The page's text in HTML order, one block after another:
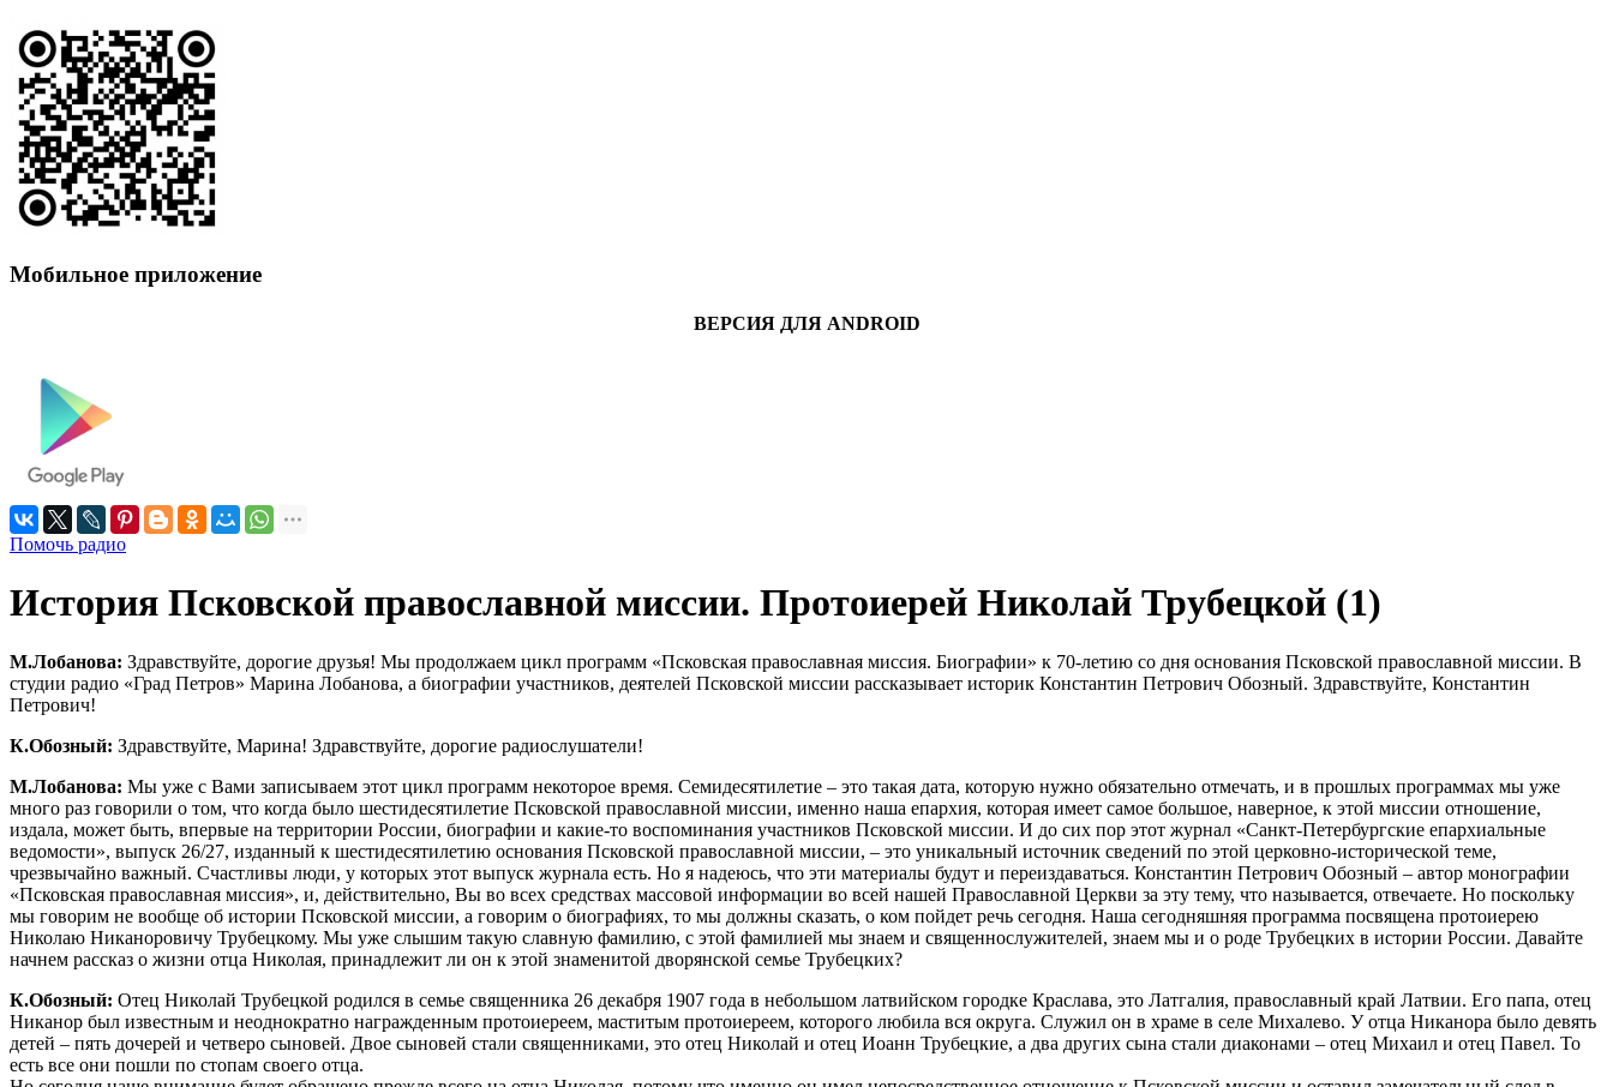
Мобильное приложение
ВЕРСИЯ ДЛЯ ANDROID
Помочь радио
История Псковской православной миссии. Протоиерей Николай Трубецкой (1)
М.Лобанова: Здравствуйте, дорогие друзья! Мы продолжаем цикл программ «Псковская православная миссия. Биографии» к 70-летию со дня основания Псковской православной миссии. В
студии радио «Град Петров» Марина Лобанова, а биографии участников, деятелей Псковской миссии рассказывает историк Константин Петрович Обозный. Здравствуйте, Константин
Петрович!
К.Обозный: Здравствуйте, Марина! Здравствуйте, дорогие радиослушатели!
М.Лобанова: Мы уже с Вами записываем этот цикл программ некоторое время. Семидесятилетие – это такая дата, которую нужно обязательно отмечать, и в прошлых программах мы уже
много раз говорили о том, что когда было шестидесятилетие Псковской православной миссии, именно наша епархия, которая имеет самое большое, наверное, к этой миссии отношение,
издала, может быть, впервые на территории России, биографии и какие-то воспоминания участников Псковской миссии. И до сих пор этот журнал «Санкт-Петербургские епархиальные
ведомости», выпуск 26/27, изданный к шестидесятилетию основания Псковской православной миссии, – это уникальный источник сведений по этой церковно-исторической теме,
чрезвычайно важный. Счастливы люди, у которых этот выпуск журнала есть. Но я надеюсь, что эти материалы будут и переиздаваться. Константин Петрович Обозный – автор монографии
«Псковская православная миссия», и, действительно, Вы во всех средствах массовой информации во всей нашей Православной Церкви за эту тему, что называется, отвечаете. Но поскольку
мы говорим не вообще об истории Псковской миссии, а говорим о биографиях, то мы должны сказать, о ком пойдет речь сегодня. Наша сегодняшняя программа посвящена протоиерею
Николаю Никаноровичу Трубецкому. Мы уже слышим такую славную фамилию, с этой фамилией мы знаем и священнослужителей, знаем мы и о роде Трубецких в истории России. Давайте
начнем рассказ о жизни отца Николая, принадлежит ли он к этой знаменитой дворянской семье Трубецких?
К.Обозный: Отец Николай Трубецкой родился в семье священника 26 декабря 1907 года в небольшом латвийском городке Краслава, это Латгалия, православный край Латвии. Его папа, отец
Никанор был известным и неоднократно награжденным протоиереем, маститым протоиереем, которого любила вся округа. Служил он в храме в селе Михалево. У отца Никанора было девять
детей – пять дочерей и четверо сыновей. Двое сыновей стали священниками, это отец Николай и отец Иоанн Трубецкие, а два других сына стали диаконами – отец Михаил и отец Павел. То
есть все они пошли по стопам своего отца.